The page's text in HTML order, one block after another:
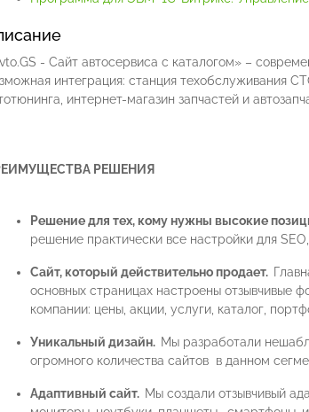
- Сайт автосервиса с каталогом» –
интеграция: станция техобслуживания
интернет-магазин запчастей и
РЕШЕНИЯ
Решение для тех, кому нужны высокие
решение практически все настройки для
Сайт, который действительно продает.
основных страницах настроены отзывчивые
компании: цены, акции, услуги, каталог,
Уникальный дизайн. Мы разработали
огромного количества сайтов в данном
Адаптивный сайт. Мы создали отзывчивый